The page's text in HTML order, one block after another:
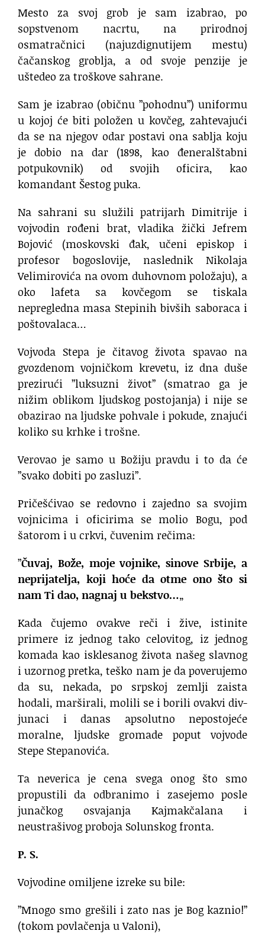
Mesto za svoj grob je sam izabrao, po
sopstvenom nacrtu, na prirodnoj
osmatračnici (najuzdignutijem mestu)
čačanskog groblja, a od svoje penzije je
uštedeo za troškove sahrane.
Sam je izabrao (običnu ”pohodnu”) uniformu
u kojoj će biti položen u kovčeg, zahtevajući
da se na njegov odar postavi ona sablja koju
je dobio na dar (1898, kao đeneralštabni
potpukovnik) od svojih oficira, kao
komandant Šestog puka.
Na sahrani su služili patrijarh Dimitrije i
vojvodin rođeni brat, vladika žički Jefrem
Bojović (moskovski đak, učeni episkop i
profesor bogoslovije, naslednik Nikolaja
Velimirovića na ovom duhovnom položaju), a
oko lafeta sa kovčegom se tiskala
nepregledna masa Stepinih bivših saboraca i
poštovalaca…
Vojvoda Stepa je čitavog života spavao na
gvozdenom vojničkom krevetu, iz dna duše
prezirući ”luksuzni život” (smatrao ga je
nižim oblikom ljudskog postojanja) i nije se
obazirao na ljudske pohvale i pokude, znajući
koliko su krhke i trošne.
Verovao je samo u Božiju pravdu i to da će
”svako dobiti po zasluzi”.
Pričešćivao se redovno i zajedno sa svojim
vojnicima i oficirima se molio Bogu, pod
šatorom i u crkvi, čuvenim rečima:
”Čuvaj, Bože, moje vojnike, sinove Srbije, a
neprijatelja, koji hoće da otme ono što si
nam Ti dao, nagnaj u bekstvo…„
Kada čujemo ovakve reči i žive, istinite
primere iz jednog tako celovitog, iz jednog
komada kao isklesanog života našeg slavnog
i uzornog pretka, teško nam je da poverujemo
da su, nekada, po srpskoj zemlji zaista
hodali, marširali, molili se i borili ovakvi div-
junaci i danas apsolutno nepostojeće
moralne, ljudske gromade poput vojvode
Stepe Stepanovića.
Ta neverica je cena svega onog što smo
propustili da odbranimo i zasejemo posle
junačkog osvajanja Kajmakčalana i
neustrašivog proboja Solunskog fronta.
P. S.
Vojvodine omiljene izreke su bile:
”Mnogo smo grešili i zato nas je Bog kaznio!”
(tokom povlačenja u Valoni),